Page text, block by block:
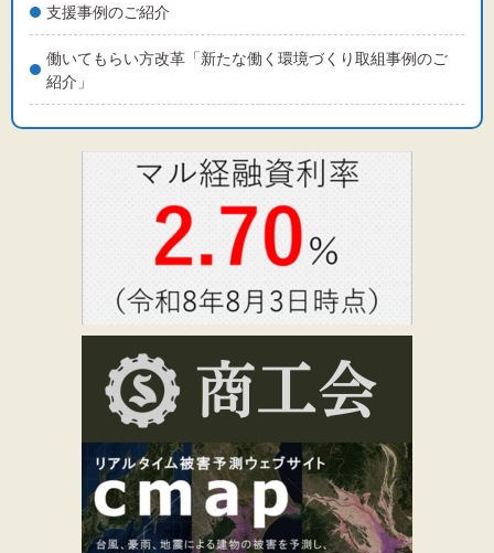
支援事例のご紹介
働いてもらい方改革「新たな働く環境づくり取組事例のご
紹介」